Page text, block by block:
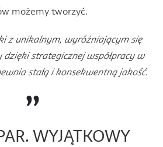
możemy tworzyć.
z unikalnym, wyróżniającym się
strategicznej współpracy w
stałą i konsekwentną jakość.
”WYJĄTKOWY